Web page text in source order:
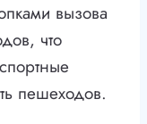
вызова
что
пешеходов.